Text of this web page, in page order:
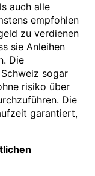
auch alle
empfohlen
zu verdienen
sie Anleihen
Die
sogar
risiko über
Die
garantiert,